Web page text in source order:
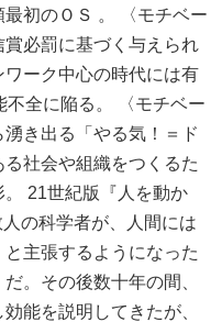
初のＯＳ 。 〈モチベー
必罰に基づく与えられ
ーク中心の時代には有
全に陥る。 〈モチベー
き出る「やる気！＝ド
社会や組織をつくるた
21世紀版『人を動か
の科学者が、人間には
主張するようになった
。その後数十年の間、
能を説明してきたが、